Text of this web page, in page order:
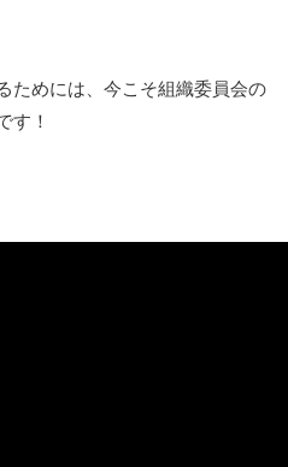
ためには、今こそ組織委員会の
す！